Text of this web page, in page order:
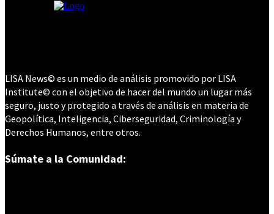
LISA News© es un medio de análisis promovido por LISA
Institute© con el objetivo de hacer del mundo un lugar más
seguro, justo y protegido a través de análisis en materia de
Geopolítica, Inteligencia, Ciberseguridad, Criminología y
Derechos Humanos, entre otros.
Súmate a la Comunidad: